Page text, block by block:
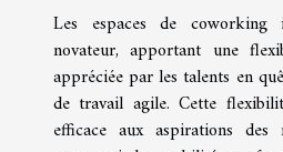
Les espaces de coworking
novateur, apportant une
appréciée par les talents en
de travail agile. Cette
efficace aux aspirations des